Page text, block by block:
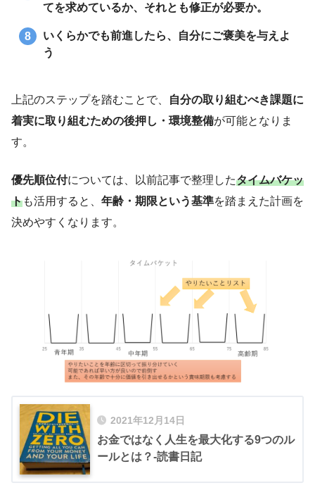
てを求めているか、それとも修正が必要か。
いくらかでも前進したら、自分にご褒美を与えよ
う
上記のステップを踏むことで、
自分の取り組むべき課題に
着実に取り組むための後押し・環境整備が可能となりま
す。
優先順位付については、以前記事で整理したタイムバケッ
トも活用すると、 年齢・期限という基準を踏まえた計画を
決めやすくなります。
2021年12月14日
お金ではなく人生を最大化する9つのル
ールとは？-読書日記